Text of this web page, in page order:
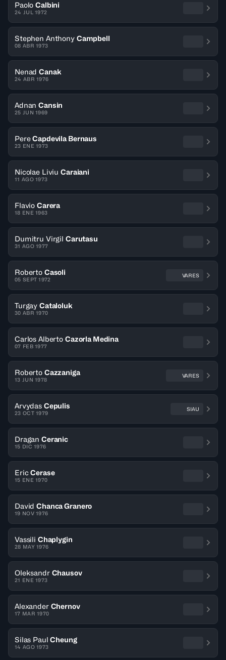
Paolo Calbini
24 JUL 1972
Stephen Anthony Campbell
08 ABR 1973
Nenad Canak
24 ABR 1976
Adnan Cansin
25 JUN 1969
Pere Capdevila Bernaus
23 ENE 1973
Nicolae Liviu Caraiani
11 AGO 1973
Flavio Carera
18 ENE 1963
Dumitru Virgil Carutasu
31 AGO 1977
Roberto Casoli
05 SEPT 1972
VARES
Turgay Cataloluk
30 ABR 1970
Carlos Alberto Cazorla Medina
07 FEB 1977
Roberto Cazzaniga
13 JUN 1978
VARES
Arvydas Cepulis
23 OCT 1979
SIAU
Dragan Ceranic
15 DIC 1976
Eric Cerase
15 ENE 1970
David Chanca Granero
19 NOV 1976
Vassili Chaplygin
28 MAY 1976
Oleksandr Chausov
21 ENE 1973
Alexander Chernov
17 MAR 1970
Silas Paul Cheung
14 AGO 1973